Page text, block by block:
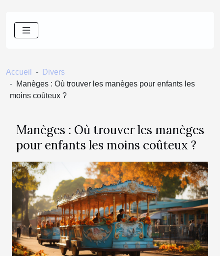
Accueil
Divers
Manèges : Où trouver les manèges pour enfants les
moins coûteux ?
Manèges : Où trouver les manèges
pour enfants les moins coûteux ?